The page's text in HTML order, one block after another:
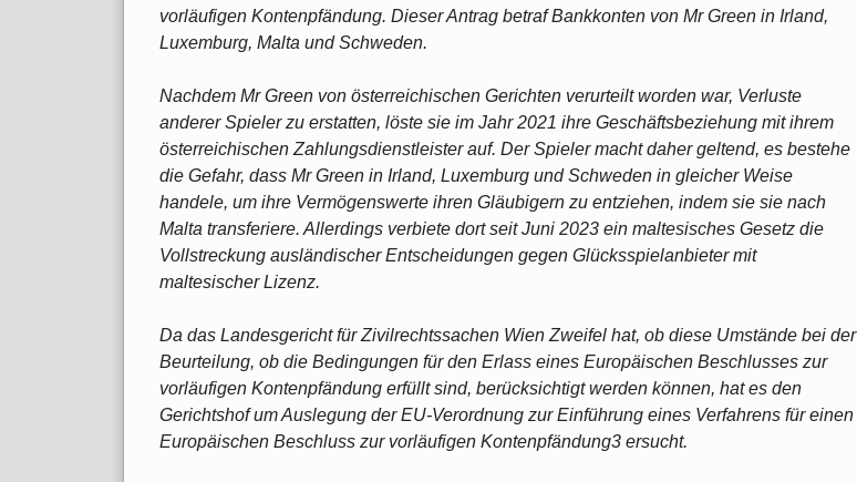
vorläufigen Kontenpfändung. Dieser Antrag betraf Bankkonten von Mr Green in Irland,
Luxemburg, Malta und Schweden.
Nachdem Mr Green von österreichischen Gerichten verurteilt worden war, Verluste
anderer Spieler zu erstatten, löste sie im Jahr 2021 ihre Geschäftsbeziehung mit ihrem
österreichischen Zahlungsdienstleister auf. Der Spieler macht daher geltend, es bestehe
die Gefahr, dass Mr Green in Irland, Luxemburg und Schweden in gleicher Weise
handele, um ihre Vermögenswerte ihren Gläubigern zu entziehen, indem sie sie nach
Malta transferiere. Allerdings verbiete dort seit Juni 2023 ein maltesisches Gesetz die
Vollstreckung ausländischer Entscheidungen gegen Glücksspielanbieter mit
maltesischer Lizenz.
Da das Landesgericht für Zivilrechtssachen Wien Zweifel hat, ob diese Umstände bei der
Beurteilung, ob die Bedingungen für den Erlass eines Europäischen Beschlusses zur
vorläufigen Kontenpfändung erfüllt sind, berücksichtigt werden können, hat es den
Gerichtshof um Auslegung der EU-Verordnung zur Einführung eines Verfahrens für einen
Europäischen Beschluss zur vorläufigen Kontenpfändung3 ersucht.